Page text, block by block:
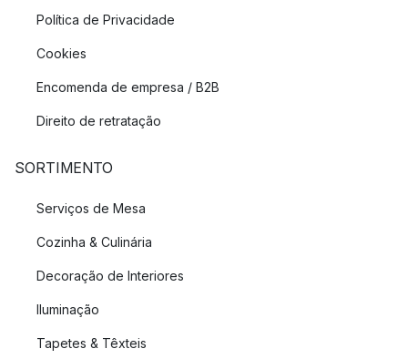
Política de Privacidade
Cookies
Encomenda de empresa / B2B
Direito de retratação
SORTIMENTO
Serviços de Mesa
Cozinha & Culinária
Decoração de Interiores
Iluminação
Tapetes & Têxteis